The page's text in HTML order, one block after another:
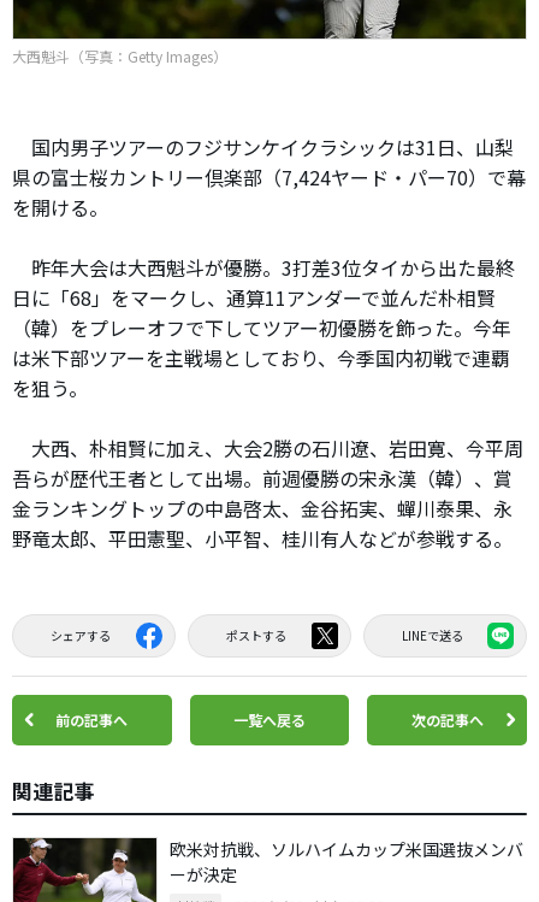
大西魁斗（写真：Getty Images）
国内男子ツアーのフジサンケイクラシックは31日、山梨
県の富士桜カントリー倶楽部（7,424ヤード・パー70）で幕
を開ける。
昨年大会は大西魁斗が優勝。3打差3位タイから出た最終
日に「68」をマークし、通算11アンダーで並んだ朴相賢
（韓）をプレーオフで下してツアー初優勝を飾った。今年
は米下部ツアーを主戦場としており、今季国内初戦で連覇
を狙う。
大西、朴相賢に加え、大会2勝の石川遼、岩田寛、今平周
吾らが歴代王者として出場。前週優勝の宋永漢（韓）、賞
金ランキングトップの中島啓太、金谷拓実、蟬川泰果、永
野竜太郎、平田憲聖、小平智、桂川有人などが参戦する。
シェアする ポストする LINEで送る
前の記事へ 一覧へ戻る 次の記事へ
関連記事
欧米対抗戦、ソルハイムカップ米国選抜メンバ
ーが決定